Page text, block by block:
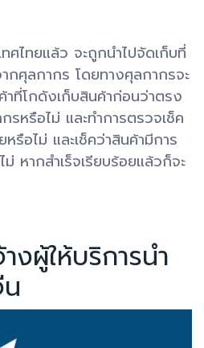
ศไทยแล้ว จะถูกนำไปจัดเก็บที่
กศุลกากร โดยทางศุลกากรจะ
ที่โกดังเก็บสินค้าก่อนว่าตรง
หรือไม่ และทำการตรวจเช็ค
รือไม่ และเช็คว่าสินค้ามีการ
หากสำเร็จเรียบร้อยแล้วก็จะ
ผู้ให้บริการนำ